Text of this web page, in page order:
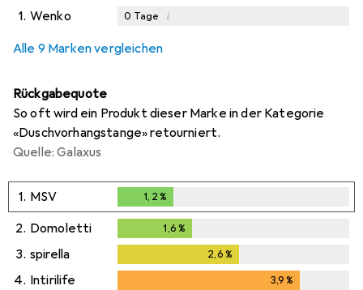
1. Wenko 0 Tage i
Alle 9 Marken vergleichen
Rückgabequote
So oft wird ein Produkt dieser Marke in der Kategorie
«Duschvorhangstange» retourniert.
Quelle: Galaxus
1. MSV 1,2 %
2. Domoletti 1,6 %
3. spirella 2,6%
4. Intirilife 3,9%